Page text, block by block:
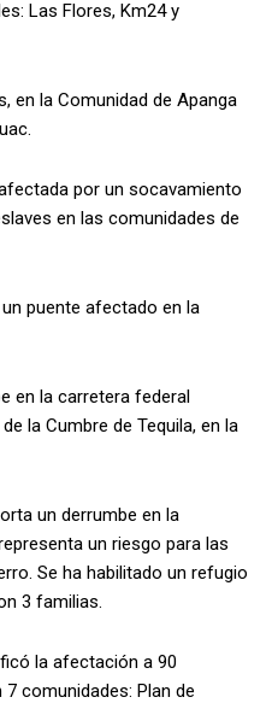
Las Flores, Km24 y
en la Comunidad de Apanga
por un socavamiento
en las comunidades de
puente afectado en la
en la carretera federal
la Cumbre de Tequila, en la
un derrumbe en la
un riesgo para las
Se ha habilitado un refugio
3 familias.
la afectación a 90
comunidades: Plan de